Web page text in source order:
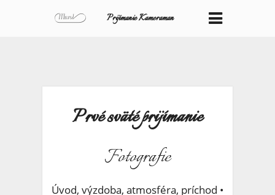
Prijímanie Kameraman
Prvé sväté prijímanie
Fotografie
Úvod, výzdoba, atmosféra, príchod •